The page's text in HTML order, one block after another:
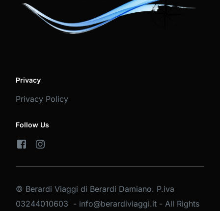
Privacy
Privacy Policy
Follow Us
© Berardi Viaggi di Berardi Damiano. P.iva
03244010603 - info@berardiviaggi.it - All Rights